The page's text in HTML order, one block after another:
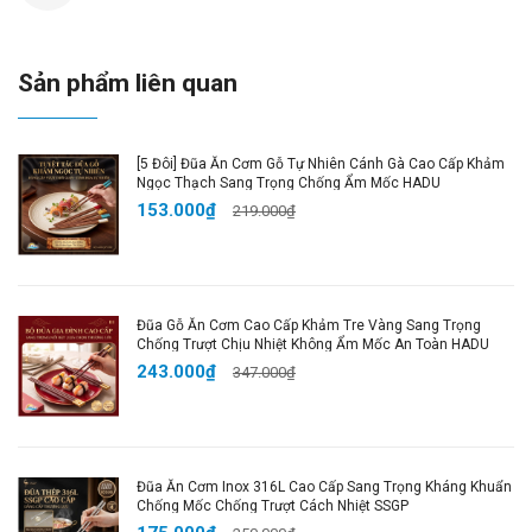
chiềugiúp bạn đổ thức ăn dễ dàng và tiện lợi.
✔️
Lòng Chảo Sâu
Thông Số Chi Tiết:
Loại 32cm
📏Kích thước
Loại 38cm:
📏Kích thước : Đường kính 38cm, cao 3,5cm
⚖Trọng lượng: 1005g
🧪Chất liệu
Sản phẩm liên quan
[5 Đôi] Đũa Ăn Cơm Gỗ Tự Nhiên Cánh Gà Cao Cấp Khảm
Ngọc Thạch Sang Trọng Chống Ẩm Mốc HADU
153.000₫ 219.000₫
Đũa Gỗ Ăn Cơm Cao Cấp Khảm Tre Vàng Sang Trọng
Chống Trượt Chịu Nhiệt Không Ẩm Mốc An Toàn HADU
243.000₫ 347.000₫
Đũa Ăn Cơm Inox 316L Cao Cấp Sang Trọng Kháng Khuẩn
Chống Mốc Chống Trượt Cách Nhiệt SSGP